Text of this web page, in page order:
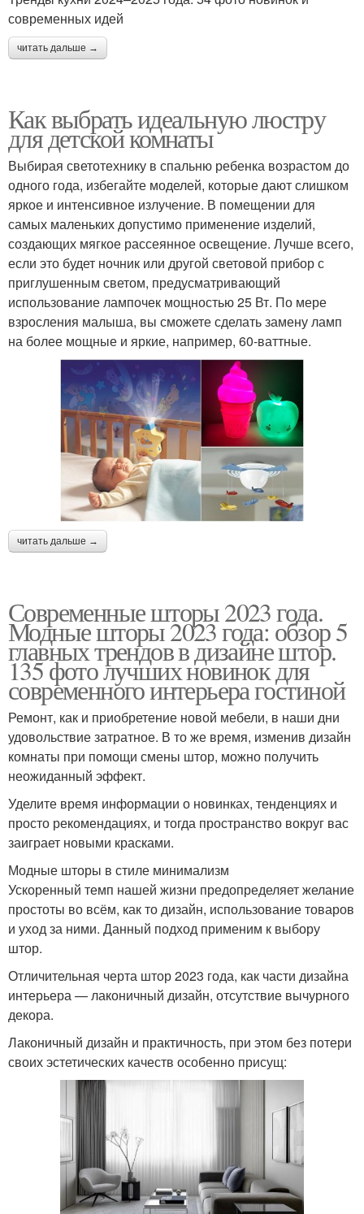
современных идей
читать дальше →
Как выбрать идеальную люстру
для детской комнаты
Выбирая светотехнику в спальню ребенка возрастом до
одного года, избегайте моделей, которые дают слишком
яркое и интенсивное излучение. В помещении для
самых маленьких допустимо применение изделий,
создающих мягкое рассеянное освещение. Лучше всего,
если это будет ночник или другой световой прибор с
приглушенным светом, предусматривающий
использование лампочек мощностью 25 Вт. По мере
взросления малыша, вы сможете сделать замену ламп
на более мощные и яркие, например, 60-ваттные.
читать дальше →
Современные шторы 2023 года.
Модные шторы 2023 года: обзор 5
главных трендов в дизайне штор.
135 фото лучших новинок для
современного интерьера гостиной
Ремонт, как и приобретение новой мебели, в наши дни
удовольствие затратное. В то же время, изменив дизайн
комнаты при помощи смены штор, можно получить
неожиданный эффект.
Уделите время информации о новинках, тенденциях и
просто рекомендациях, и тогда пространство вокруг вас
заиграет новыми красками.
Модные шторы в стиле минимализм
Ускоренный темп нашей жизни предопределяет желание
простоты во всём, как то дизайн, использование товаров
и уход за ними. Данный подход применим к выбору
штор.
Отличительная черта штор 2023 года, как части дизайна
интерьера — лаконичный дизайн, отсутствие вычурного
декора.
Лаконичный дизайн и практичность, при этом без потери
своих эстетических качеств особенно присущ: